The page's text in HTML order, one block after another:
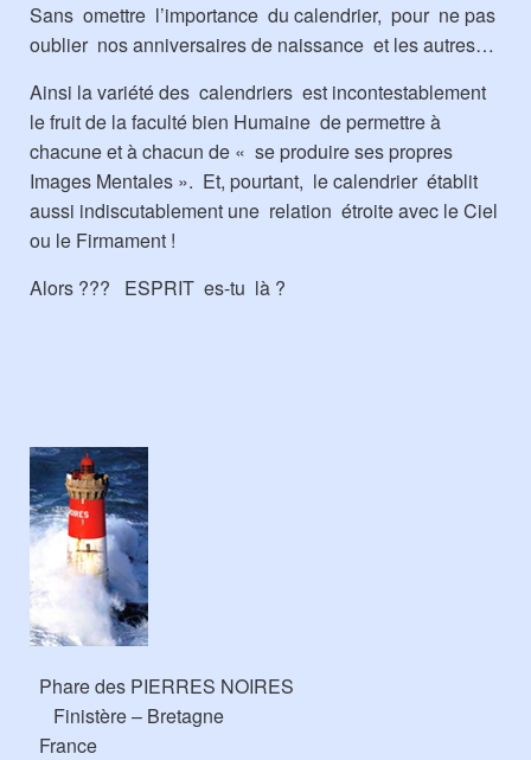
Sans omettre l’importance du calendrier, pour ne pas
oublier nos anniversaires de naissance et les autres…
Ainsi la variété des calendriers est incontestablement
le fruit de la faculté bien Humaine de permettre à
chacune et à chacun de « se produire ses propres
Images Mentales ». Et, pourtant, le calendrier établit
aussi indiscutablement une relation étroite avec le Ciel
ou le Firmament !
Alors ??? ESPRIT es-tu là ?
Phare des PIERRES NOIRES
Finistère – Bretagne
France